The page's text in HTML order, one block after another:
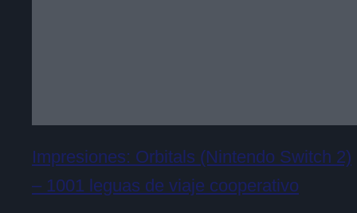
Impresiones: Orbitals (Nintendo Switch 2)
– 1001 leguas de viaje cooperativo